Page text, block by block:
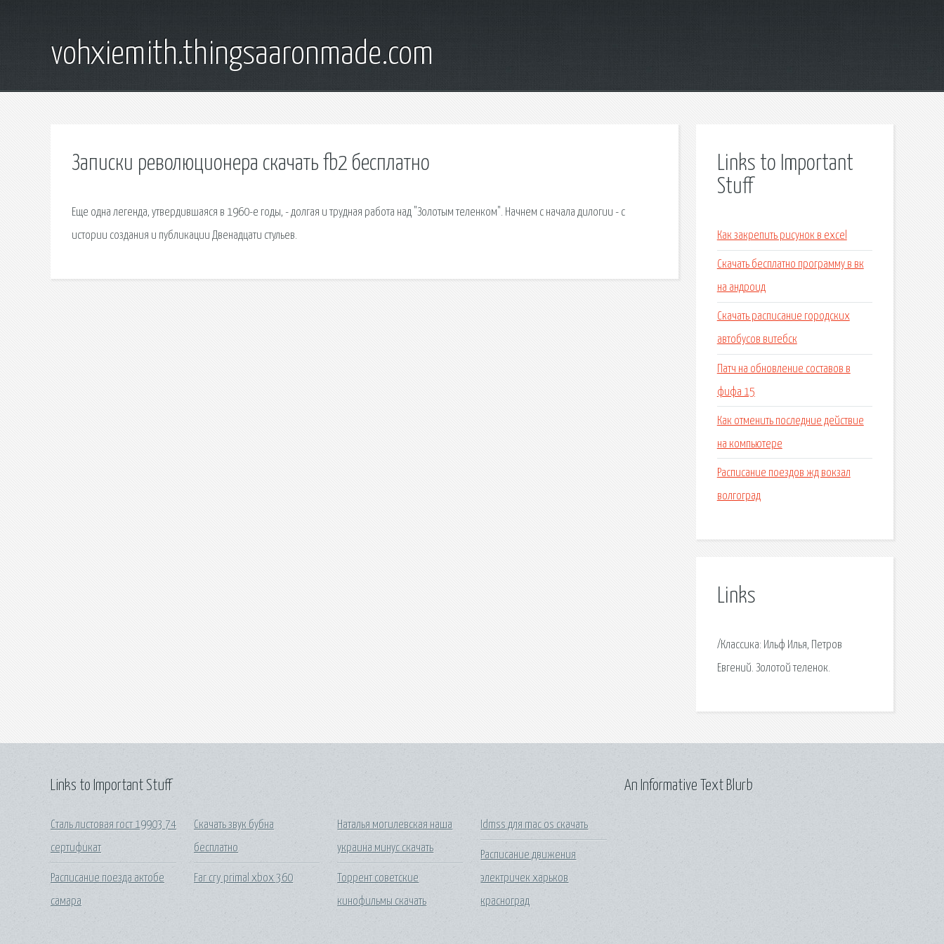
vohxiemith.thingsaaronmade.com
Записки революционера скачать fb2 бесплатно
Еще одна легенда, утвердившаяся в 1960-е годы, - долгая и трудная работа над "Золотым теленком". Начнем с начала дилогии - с
истории создания и публикации Двенадцати стульев.
Links to Important
Stuff
Как закрепить рисунок в excel
Скачать бесплатно программу в вк
на андроид
Скачать расписание городских
автобусов витебск
Патч на обновление составов в
фифа 15
Как отменить последние действие
на компьютере
Расписание поездов жд вокзал
волгоград
Links
/Классика: Ильф Илья, Петров
Евгений. Золотой теленок.
Links to Important Stuff
Сталь листовая гост 19903 74
сертификат
Расписание поезда актобе
самара
Скачать звук бубна
бесплатно
Far cry primal xbox 360
Наталья могилевская наша
украина минус скачать
Торрент советские
кинофильмы скачать
Idmss для mac os скачать
Расписание движения
электричек харьков
красноград
An Informative Text Blurb